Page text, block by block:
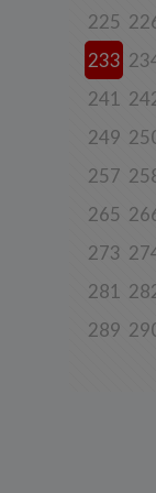
225
233
241
249
257
265
273
281
289
Spółka
nazwisko, adres e-
użytkownik
newslettera
b) dopasowania
udoskonalenia
c) ewentualnego
w tym interesu
świadczenia tych